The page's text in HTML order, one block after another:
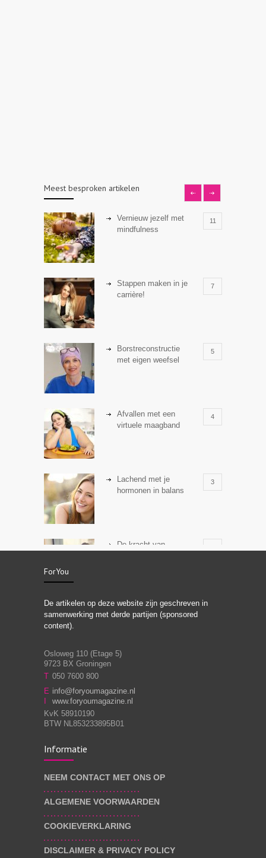
Meest besproken artikelen
Vernieuw jezelf met
mindfulness
11
Stappen maken in je
carrière!
7
Borstreconstructie
met eigen weefsel
5
Afvallen met een
virtuele maagband
4
Lachend met je
hormonen in balans
3
De kracht van
Stiefouderschap en
relaties
moeite!
Wat voor leider wil jij
zijn?
ForYou
De artikelen op deze website zijn geschreven in
samenwerking met derde partijen (sponsored
content).
Osloweg 110 (Etage 5)
9723 BX Groningen
T 050 7600 800
E info@foryoumagazine.nl
www.foryoumagazine.nl
KvK 58910190
BTW NL853233895B01
Informatie
NEEM CONTACT MET ONS OP
ALGEMENE VOORWAARDEN
COOKIEVERKLARING
DISCLAIMER & PRIVACY POLICY